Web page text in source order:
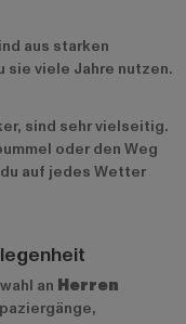
aus starken
sie viele Jahre nutzen.
sind sehr vielseitig.
oder den Weg
auf jedes Wetter
an Herren